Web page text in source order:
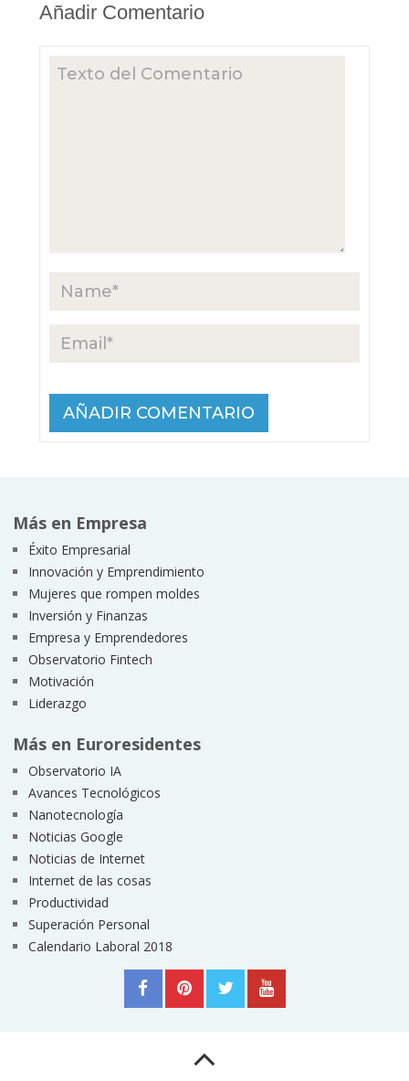
Añadir Comentario
Más en Empresa
Éxito Empresarial
Innovación y Emprendimiento
Mujeres que rompen moldes
Inversión y Finanzas
Empresa y Emprendedores
Observatorio Fintech
Motivación
Liderazgo
Más en Euroresidentes
Observatorio IA
Avances Tecnológicos
Nanotecnología
Noticias Google
Noticias de Internet
Internet de las cosas
Productividad
Superación Personal
Calendario Laboral 2018